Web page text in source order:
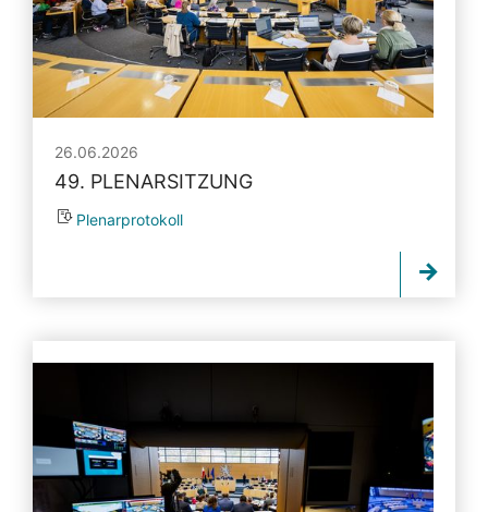
26.06.2026
49. PLENARSITZUNG
Plenarprotokoll